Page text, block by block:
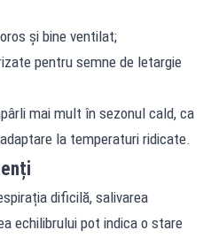
și bine ventilat;
pentru semne de letargie
mai mult în sezonul cald, ca
la temperaturi ridicate.
dificilă, salivarea
echilibrului pot indica o stare